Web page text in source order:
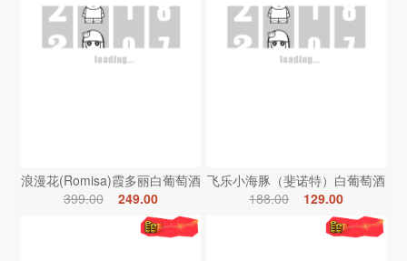
浪漫花(Romisa)霞多丽白葡萄酒
399.00
249.00
飞乐小海豚（斐诺特）白葡萄酒
188.00
129.00